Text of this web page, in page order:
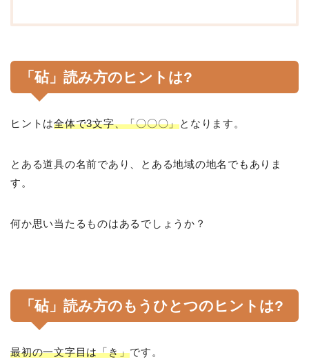
「砧」読み方のヒントは?
ヒントは全体で3文字、「〇〇〇」となります。
とある道具の名前であり、とある地域の地名でもありま
す。
何か思い当たるものはあるでしょうか？
「砧」読み方のもうひとつのヒントは?
最初の一文字目は「き」です。